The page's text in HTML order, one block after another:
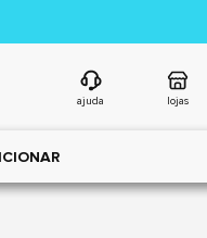
ajuda lojas